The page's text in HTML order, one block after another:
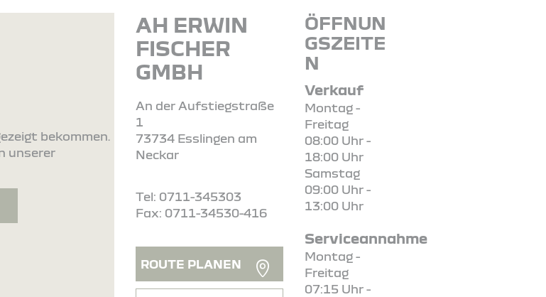
bekommen.
unserer
AH ERWIN
FISCHER
GMBH
An der Aufstiegstraße
1
73734 Esslingen am
Neckar
Tel: 0711-345303
Fax: 0711-34530-416
ROUTE PLANEN
ÖFFNUN
GSZEITE
N
Verkauf
Montag -
Freitag
08:00 Uhr -
18:00 Uhr
Samstag
09:00 Uhr -
13:00 Uhr
Serviceannahme
Montag -
Freitag
07:15 Uhr -